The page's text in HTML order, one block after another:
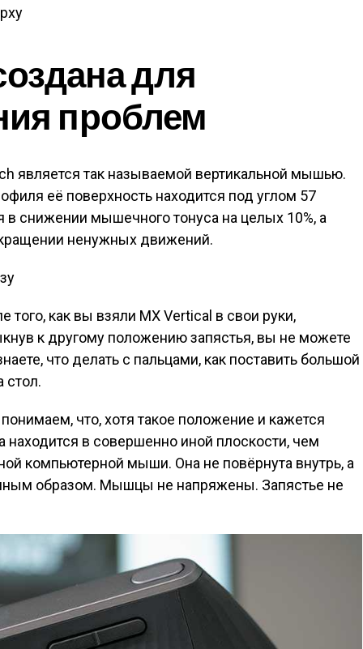
для
проблем
является так называемой вертикальной мышью.
её поверхность находится под углом 57
в снижении мышечного тонуса на целых 10%, а
ненужных движений.
того, как вы взяли MX Vertical в свои руки,
к другому положению запястья, вы не можете
что делать с пальцами, как поставить большой
стол.
что, хотя такое положение и кажется
находится в совершенно иной плоскости, чем
компьютерной мыши. Она не повёрнута внутрь, а
образом. Мышцы не напряжены. Запястье не